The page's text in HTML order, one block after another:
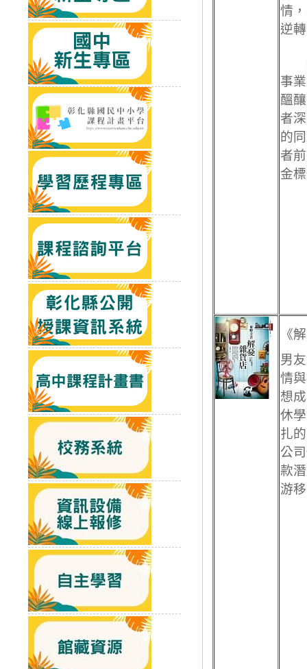
情
逆
這
事
醞
者
的
者
金
《
男
情
想
休
扎
公
款
游